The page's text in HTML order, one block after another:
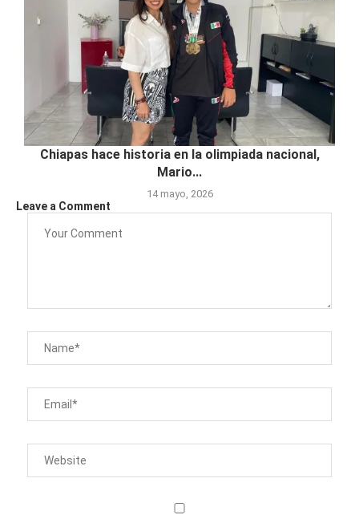
Chiapas hace historia en la olimpiada nacional,
Mario...
14 mayo, 2026
Leave a Comment